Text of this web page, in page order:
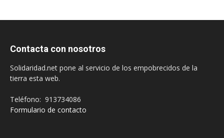
Contacta con nosotros
Solidaridad.net pone al servicio de los empobrecidos de la
tierra esta web.
Teléfono: 913734086
Formulario de contacto